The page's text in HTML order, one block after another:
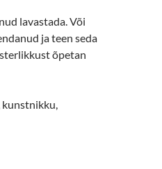
lavastada. Või
ja teen seda
õpetan
kunstnikku,